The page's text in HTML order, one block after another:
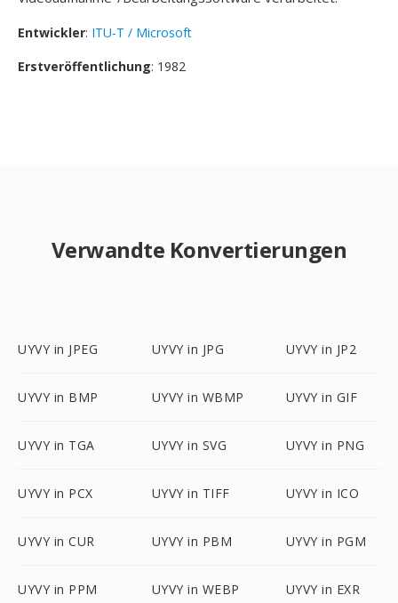
Entwickler: ITU-T / Microsoft
Erstveröffentlichung: 1982
Verwandte Konvertierungen
UYVY in JPEG UYVY in JPG UYVY in JP2
UYVY in BMP UYVY in WBMP UYVY in GIF
UYVY in TGA UYVY in SVG UYVY in PNG
UYVY in PCX UYVY in TIFF UYVY in ICO
UYVY in CUR UYVY in PBM UYVY in PGM
UYVY in PPM UYVY in WEBP UYVY in EXR